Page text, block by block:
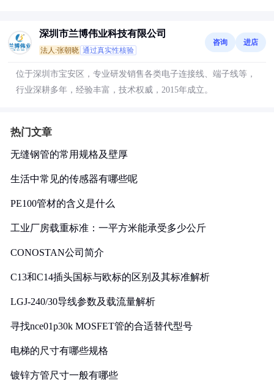
深圳市兰博伟业科技有限公司
法人:张朝晓 通过真实性核验
咨询 进店
位于深圳市宝安区，专业研发销售各类电子连接线、端子线等，
行业深耕多年，经验丰富，技术权威，2015年成立。
热门文章
无缝钢管的常用规格及壁厚
生活中常见的传感器有哪些呢
PE100管材的含义是什么
工业厂房载重标准：一平方米能承受多少公斤
CONOSTAN公司简介
C13和C14插头国标与欧标的区别及其标准解析
LGJ-240/30导线参数及载流量解析
寻找nce01p30k MOSFET管的合适替代型号
电梯的尺寸有哪些规格
镀锌方管尺寸一般有哪些